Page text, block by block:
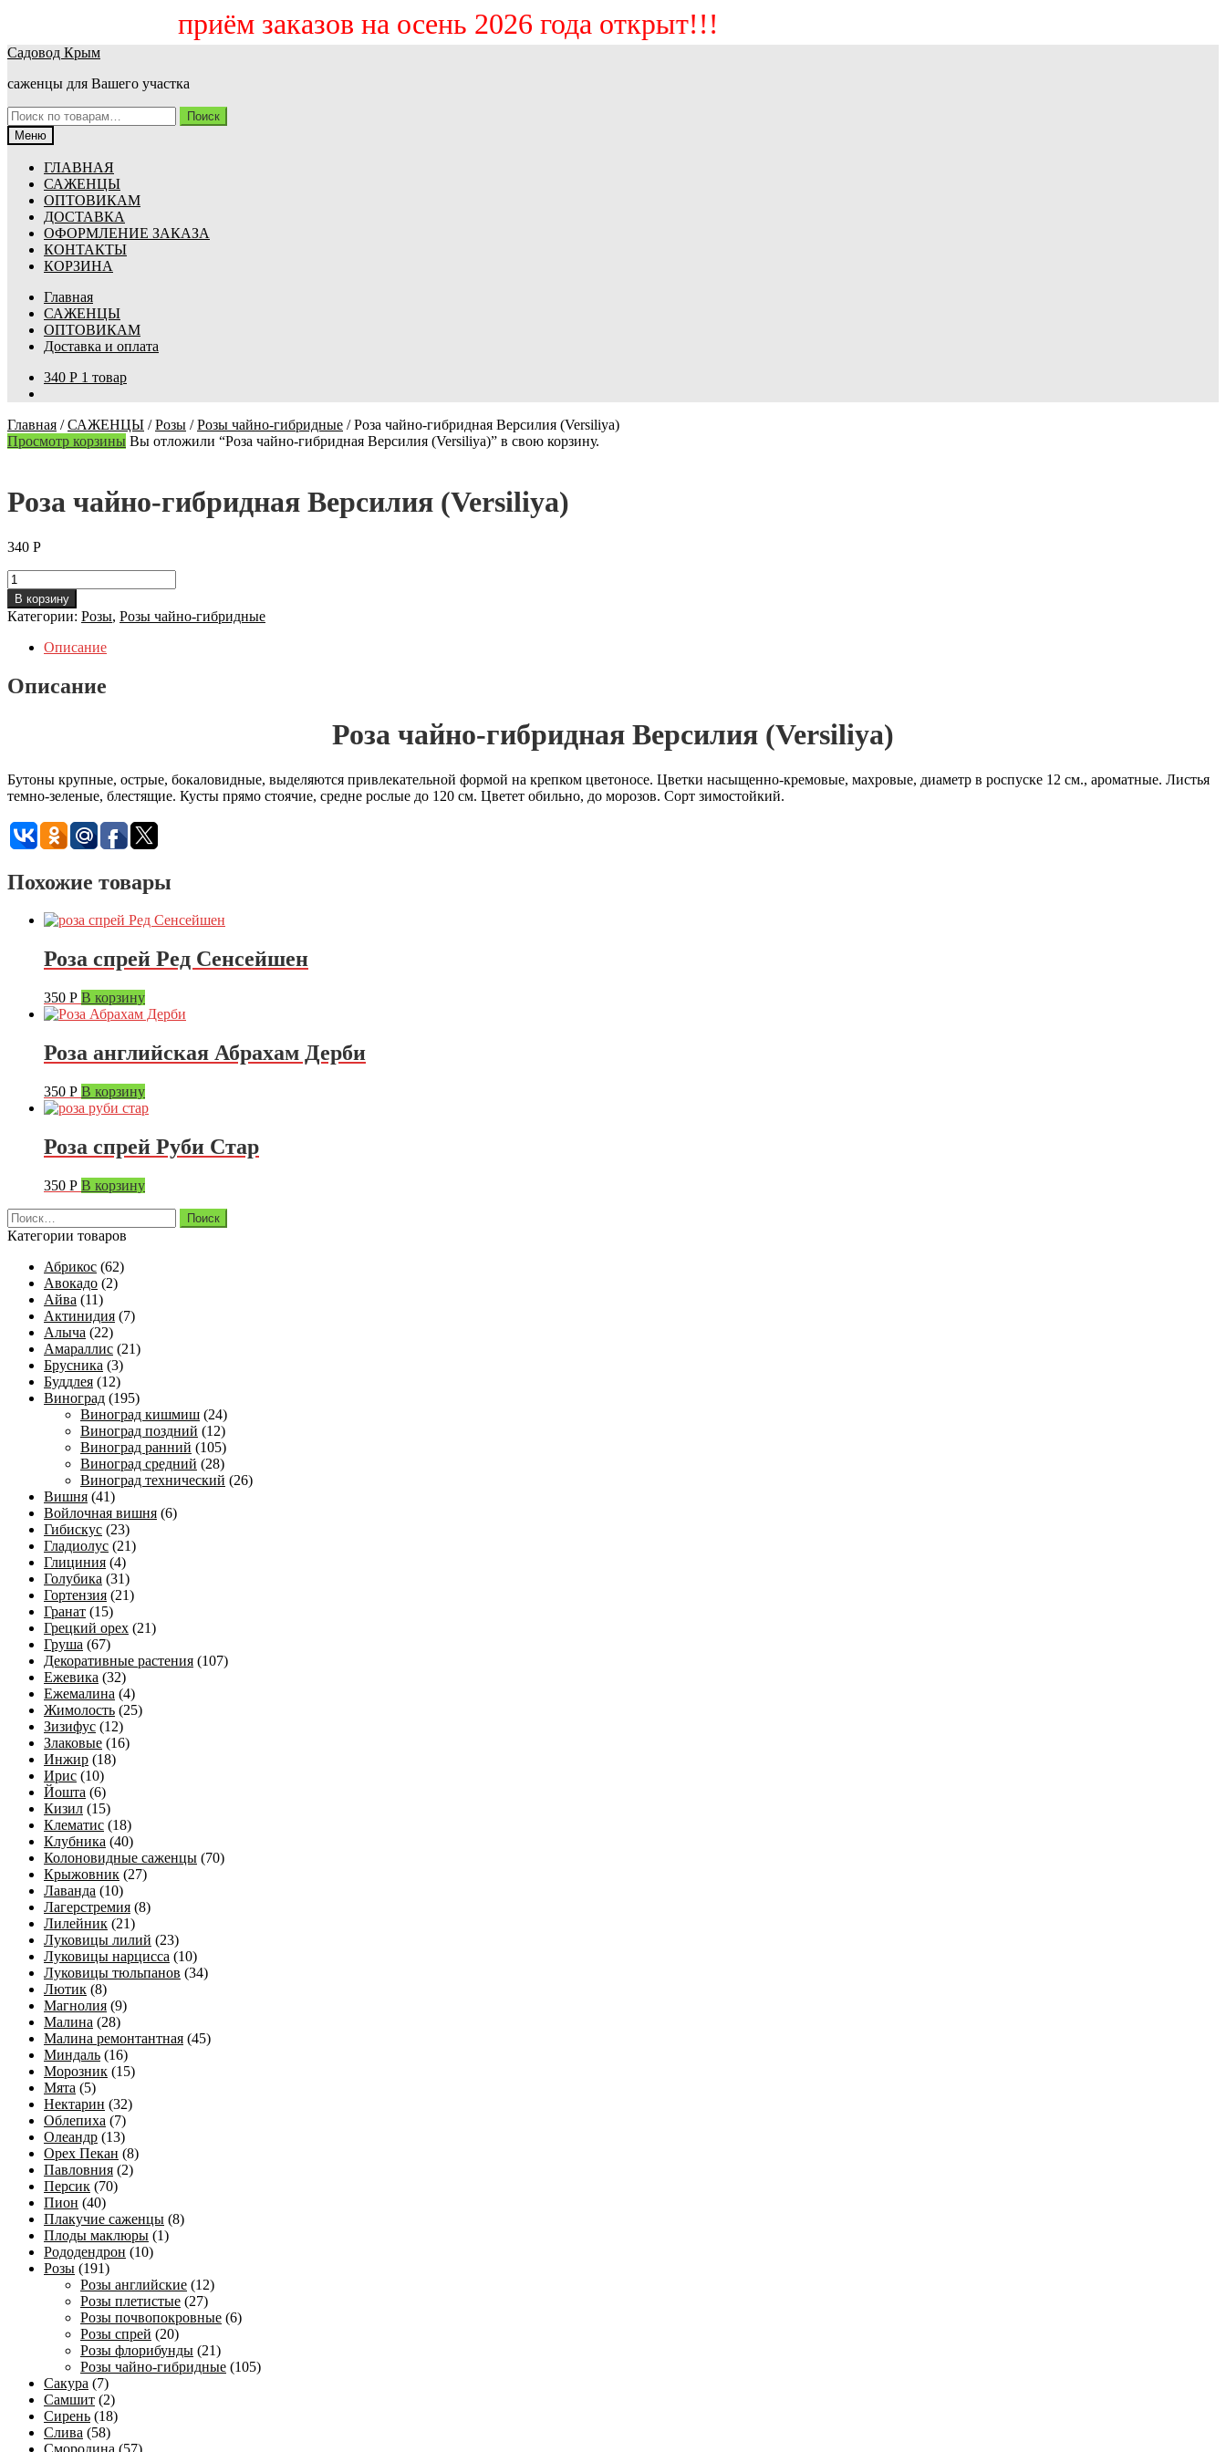
приём заказов на осень 2026 года открыт!!!
Перейти
навигации
Перейти
содержимому
Садовод Крым
саженцы для Вашего участка
Искать:
Поиск
Меню
ГЛАВНАЯ
САЖЕНЦЫ
ОПТОВИКАМ
ДОСТАВКА
ОФОРМЛЕНИЕ ЗАКАЗА
КОНТАКТЫ
КОРЗИНА
Главная
САЖЕНЦЫ
ОПТОВИКАМ
Доставка и оплата
340 Р 1 товар
Главная /САЖЕНЦЫ /Розы /Розы чайно-гибридные /Роза чайно-гибридная Версилия (Versiliya)
Просмотр корзины Вы отложили “Роза чайно-гибридная Версилия (Versiliya)” в свою корзину.
Роза чайно-гибридная Версилия (Versiliya)
340 Р
Количество
Роза
чайно-
гибридная
Версилия
(Versiliya)
В корзину
Категории: Розы, Розы чайно-гибридные
Описание
Описание
Роза чайно-гибридная Версилия (Versiliya)
Бутоны крупные, острые, бокаловидные, выделяются привлекательной формой на крепком цветоносе. Цветки насыщенно-кремовые, махровые, диаметр в роспуске 12 см., ароматные. Листья
темно-зеленые, блестящие. Кусты прямо стоячие, средне рослые до 120 см. Цветет обильно, до морозов. Сорт зимостойкий.
Похожие товары
Роза спрей Ред Сенсейшен
350 Р В корзину
Роза английская Абрахам Дерби
350 Р В корзину
Роза спрей Руби Стар
350 Р В корзину
Найти:
Категории товаров
Абрикос (62)
Авокадо (2)
Айва (11)
Актинидия (7)
Алыча (22)
Амараллис (21)
Брусника (3)
Буддлея (12)
Виноград (195)
Виноград кишмиш (24)
Виноград поздний (12)
Виноград ранний (105)
Виноград средний (28)
Виноград технический (26)
Вишня (41)
Войлочная вишня (6)
Гибискус (23)
Гладиолус (21)
Глициния (4)
Голубика (31)
Гортензия (21)
Гранат (15)
Грецкий орех (21)
Груша (67)
Декоративные растения (107)
Ежевика (32)
Ежемалина (4)
Жимолость (25)
Зизифус (12)
Злаковые (16)
Инжир (18)
Ирис (10)
Йошта (6)
Кизил (15)
Клематис (18)
Клубника (40)
Колоновидные саженцы (70)
Крыжовник (27)
Лаванда (10)
Лагерстремия (8)
Лилейник (21)
Луковицы лилий (23)
Луковицы нарцисса (10)
Луковицы тюльпанов (34)
Лютик (8)
Магнолия (9)
Малина (28)
Малина ремонтантная (45)
Миндаль (16)
Морозник (15)
Мята (5)
Нектарин (32)
Облепиха (7)
Олеандр (13)
Орех Пекан (8)
Павловния (2)
Персик (70)
Пион (40)
Плакучие саженцы (8)
Плоды маклюры (1)
Рододендрон (10)
Розы (191)
Розы английские (12)
Розы плетистые (27)
Розы почвопокровные (6)
Розы спрей (20)
Розы флорибунды (21)
Розы чайно-гибридные (105)
Сакура (7)
Самшит (2)
Сирень (18)
Слива (58)
Смородина (57)